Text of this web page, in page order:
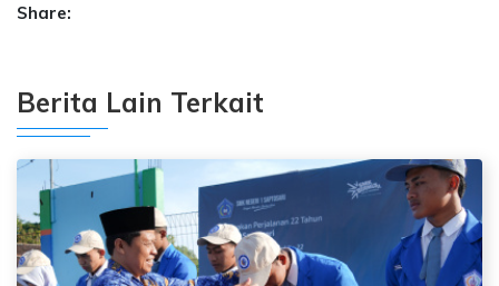
Share:
Berita Lain Terkait